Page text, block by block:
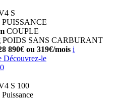
S
PUISSANCE
COUPLE
POIDS SANS CARBURANT
890€ ou 319€/mois i
Découvrez-le
S 100
Puissance